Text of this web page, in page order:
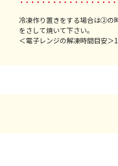
冷凍作り置きをする場合は②の
をさして焼いて下さい。
＜電子レンジの解凍時間目安